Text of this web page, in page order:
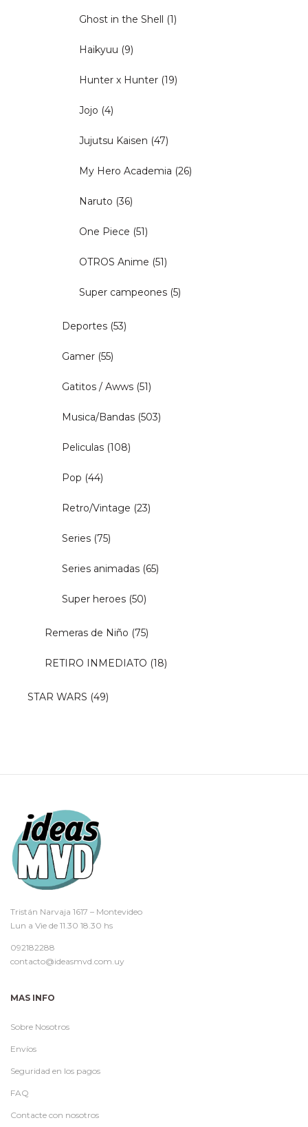
Ghost in the Shell (1)
Haikyuu (9)
Hunter x Hunter (19)
Jojo (4)
Jujutsu Kaisen (47)
My Hero Academia (26)
Naruto (36)
One Piece (51)
OTROS Anime (51)
Super campeones (5)
Deportes (53)
Gamer (55)
Gatitos / Awws (51)
Musica/Bandas (503)
Peliculas (108)
Pop (44)
Retro/Vintage (23)
Series (75)
Series animadas (65)
Super heroes (50)
Remeras de Niño (75)
RETIRO INMEDIATO (18)
STAR WARS (49)
Tristán Narvaja 1617 – Montevideo
Lun a Vie de 11.30 18.30 hs
092182288
contacto@ideasmvd.com.uy
MAS INFO
Sobre Nosotros
Envíos
Seguridad en los pagos
FAQ
Contacte con nosotros